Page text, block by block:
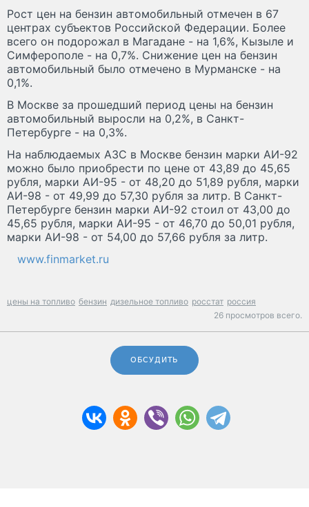
Рост цен на бензин автомобильный отмечен в 67
центрах субъектов Российской Федерации. Более
всего он подорожал в Магадане - на 1,6%, Кызыле и
Симферополе - на 0,7%. Снижение цен на бензин
автомобильный было отмечено в Мурманске - на
0,1%.
В Москве за прошедший период цены на бензин
автомобильный выросли на 0,2%, в Санкт-
Петербурге - на 0,3%.
На наблюдаемых АЗС в Москве бензин марки АИ-92
можно было приобрести по цене от 43,89 до 45,65
рубля, марки АИ-95 - от 48,20 до 51,89 рубля, марки
АИ-98 - от 49,99 до 57,30 рубля за литр. В Санкт-
Петербурге бензин марки АИ-92 стоил от 43,00 до
45,65 рубля, марки АИ-95 - от 46,70 до 50,01 рубля,
марки АИ-98 - от 54,00 до 57,66 рубля за литр.
www.finmarket.ru
цены на топливо бензин дизельное топливо росстат россия
26 просмотров всего.
ОБСУДИТЬ